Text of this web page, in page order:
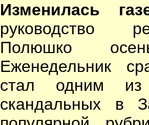
Изменилась
руководство
Полюшко
Еженедельник
стал одним
скандальных в